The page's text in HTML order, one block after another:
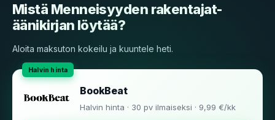
Mistä Menneisyyden rakentajat-
äänikirjan löytää?
Aloita maksuton kokeilu ja kuuntele heti.
BookBeat
Halvin hinta · 30 pv ilmaiseksi · 9,99 €/kk